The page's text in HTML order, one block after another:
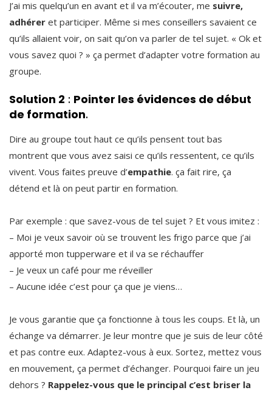
J’ai mis quelqu’un en avant et il va m’écouter, me suivre,
adhérer et participer. Même si mes conseillers savaient ce
qu’ils allaient voir, on sait qu’on va parler de tel sujet. « Ok et
vous savez quoi ? » ça permet d’adapter votre formation au
groupe.
Solution 2 : Pointer les évidences de début
de formation.
Dire au groupe tout haut ce qu’ils pensent tout bas
montrent que vous avez saisi ce qu’ils ressentent, ce qu’ils
vivent. Vous faites preuve d’empathie. ça fait rire, ça
détend et là on peut partir en formation.
Par exemple : que savez-vous de tel sujet ? Et vous imitez :
– Moi je veux savoir où se trouvent les frigo parce que j’ai
apporté mon tupperware et il va se réchauffer
– Je veux un café pour me réveiller
– Aucune idée c’est pour ça que je viens…
Je vous garantie que ça fonctionne à tous les coups. Et là, un
échange va démarrer. Je leur montre que je suis de leur côté
et pas contre eux. Adaptez-vous à eux. Sortez, mettez vous
en mouvement, ça permet d’échanger. Pourquoi faire un jeu
dehors ? Rappelez-vous que le principal c’est briser la